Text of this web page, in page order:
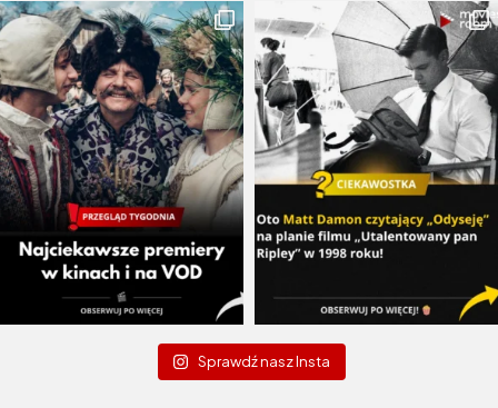
Sprawdź nasz Insta